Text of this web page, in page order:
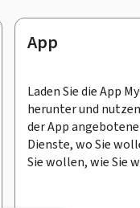
App
Laden Sie die App
herunter und
der App
Dienste, wo Sie
Sie wollen, wie Sie